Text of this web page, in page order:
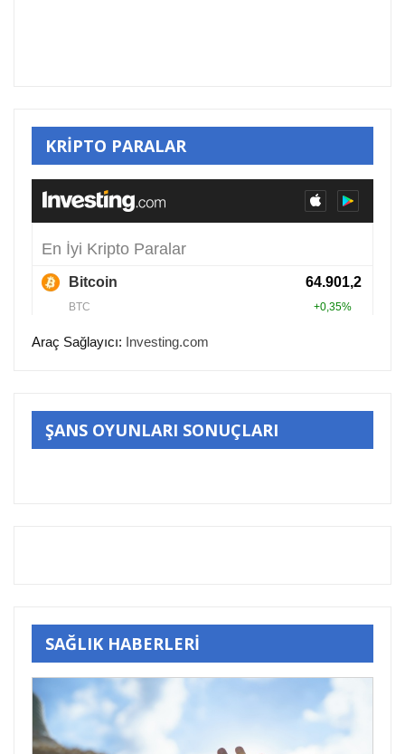
KRİPTO PARALAR
Araç Sağlayıcı: Investing.com
ŞANS OYUNLARI SONUÇLARI
SAĞLIK HABERLERİ